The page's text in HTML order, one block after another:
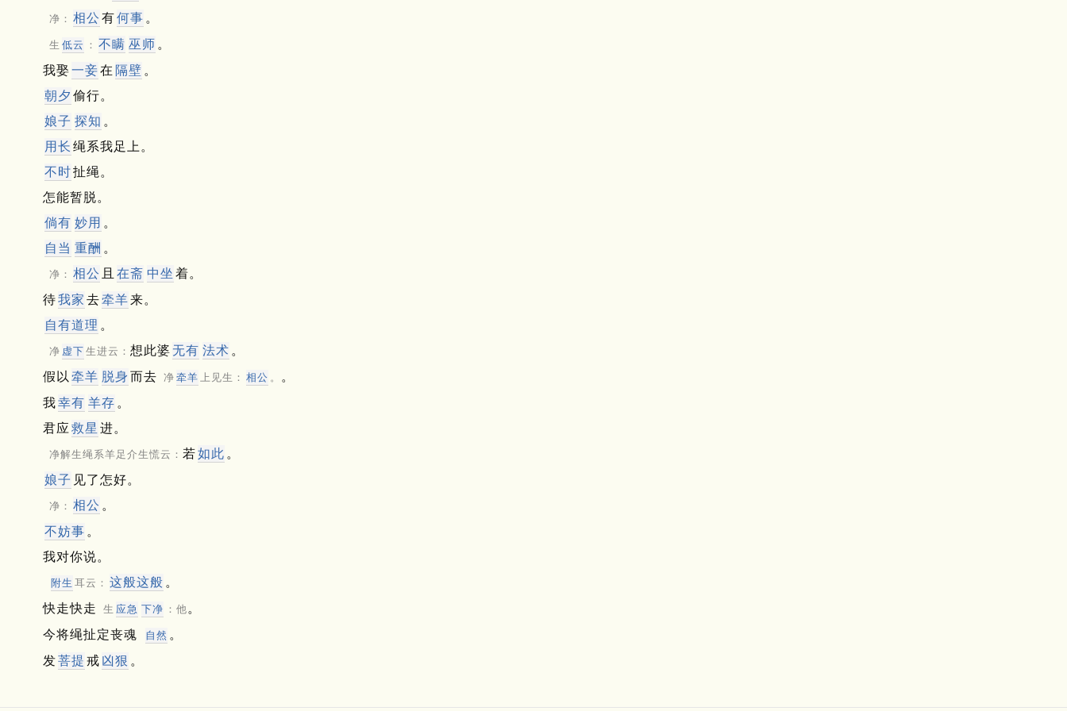
净： 相公 有何事 。
生 低云 ： 不瞒 巫师 。
我娶一妾在 隔壁 。
朝夕 偷行。
娘子 探知 。
用长 绳系我足上。
不时扯绳。
怎能暂脱。
倘有 妙用 。
自当 重酬 。
净： 相公 且 在斋 中坐 着。
待我家 去牵羊来。
自有道理 。
净 虚下 生进云： 想此婆无有 法术 。
假以 牵羊 脱身 而去 净 牵羊 上见生： 相公 。
。
我幸有 羊存 。
君应 救星 进。
净解生绳系羊足介生慌云： 若如此 。
娘子 见了怎好。
净： 相公 。
不妨事 。
我对你说。
附生 耳云： 这般这般 。
快走快走
生 应急 下净 ：他 。
今将绳扯定丧魂
自然 。
发菩提 戒 凶狠 。